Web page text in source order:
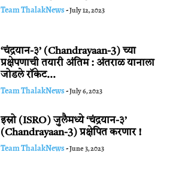
Team ThalakNews-July 12, 2023
‘चंद्रयान-३’ (Chandrayaan-3) च्या
प्रक्षेपणाची तयारी अंतिम : अंतराळ यानाला
जोडले रॉकेट...
Team ThalakNews-July 6, 2023
इस्रो (ISRO) जुलैमध्ये ‘चंद्रयान-३’
(Chandrayaan-3) प्रक्षेपित करणार !
Team ThalakNews-June 3, 2023